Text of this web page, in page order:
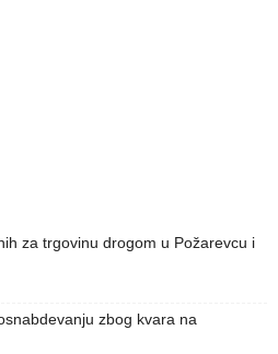
za trgovinu drogom u Požarevcu i
zbog kvara na